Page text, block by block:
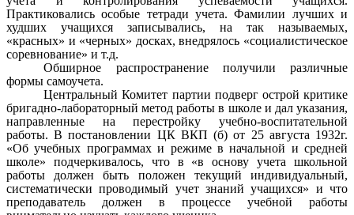
Практиковались особые тетради учета. Фамилии лучших и
худших учащихся записывались, на так называемых,
«красных» и «черных» досках, внедрялось «социалистическое
соревнование» и т.д.
Обширное распространение получили различные
формы самоучета.
Центральный Комитет партии подверг острой критике
бригадно-лабораторный метод работы в школе и дал указания,
направленные на перестройку учебно-воспитательной
работы. В постановлении ЦК ВКП (б) от 25 августа 1932г.
«Об учебных программах и режиме в начальной и средней
школе» подчеркивалось, что в «в основу учета школьной
работы должен быть положен текущий индивидуальный,
систематически проводимый учет знаний учащихся» и что
преподаватель должен в процессе учебной работы